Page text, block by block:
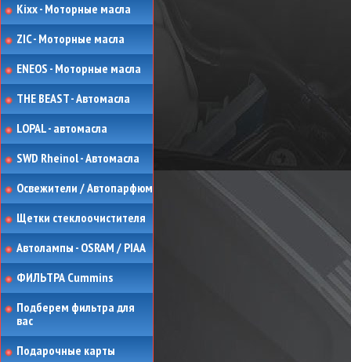
Kixx - Моторные масла
ZIC - Моторные масла
ENEOS - Моторные масла
THE BEAST - Автомасла
LOPAL - автомасла
SWD Rheinol - Автомасла
Освежители / Автопарфюм
Щетки стеклоочистителя
Автолампы - OSRAM / PIAA
ФИЛЬТРА Cummins
Подберем фильтра для
вас
Подарочные карты